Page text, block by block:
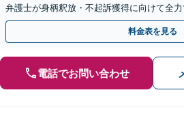
弁護士が身柄釈放・不起訴獲得に向けて全
月100名以上の相談実績】【全国対応】
料金表を見る
電話でお問い合わせ